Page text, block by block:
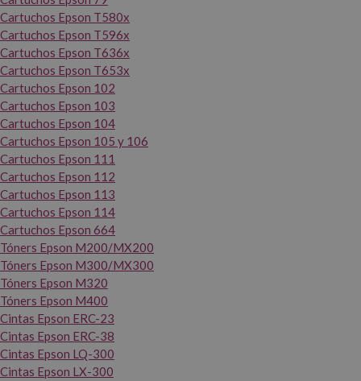
Cartuchos Epson T580x
Cartuchos Epson T596x
Cartuchos Epson T636x
Cartuchos Epson T653x
Cartuchos Epson 102
Cartuchos Epson 103
Cartuchos Epson 104
Cartuchos Epson 105 y 106
Cartuchos Epson 111
Cartuchos Epson 112
Cartuchos Epson 113
Cartuchos Epson 114
Cartuchos Epson 664
Tóners Epson M200/MX200
Tóners Epson M300/MX300
Tóners Epson M320
Tóners Epson M400
Cintas Epson ERC-23
Cintas Epson ERC-38
Cintas Epson LQ-300
Cintas Epson LX-300